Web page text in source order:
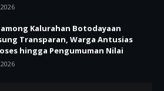
Kalurahan Botodayaan
Transparan, Warga Antusias
hingga Pengumuman Nilai